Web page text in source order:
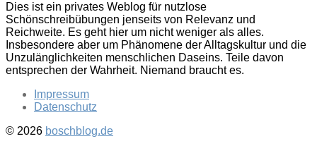
Dies ist ein privates Weblog für nutzlose
Schönschreibübungen jenseits von Relevanz und
Reichweite. Es geht hier um nicht weniger als alles.
Insbesondere aber um Phänomene der Alltagskultur und die
Unzulänglichkeiten menschlichen Daseins. Teile davon
entsprechen der Wahrheit. Niemand braucht es.
Impressum
Datenschutz
© 2026 boschblog.de